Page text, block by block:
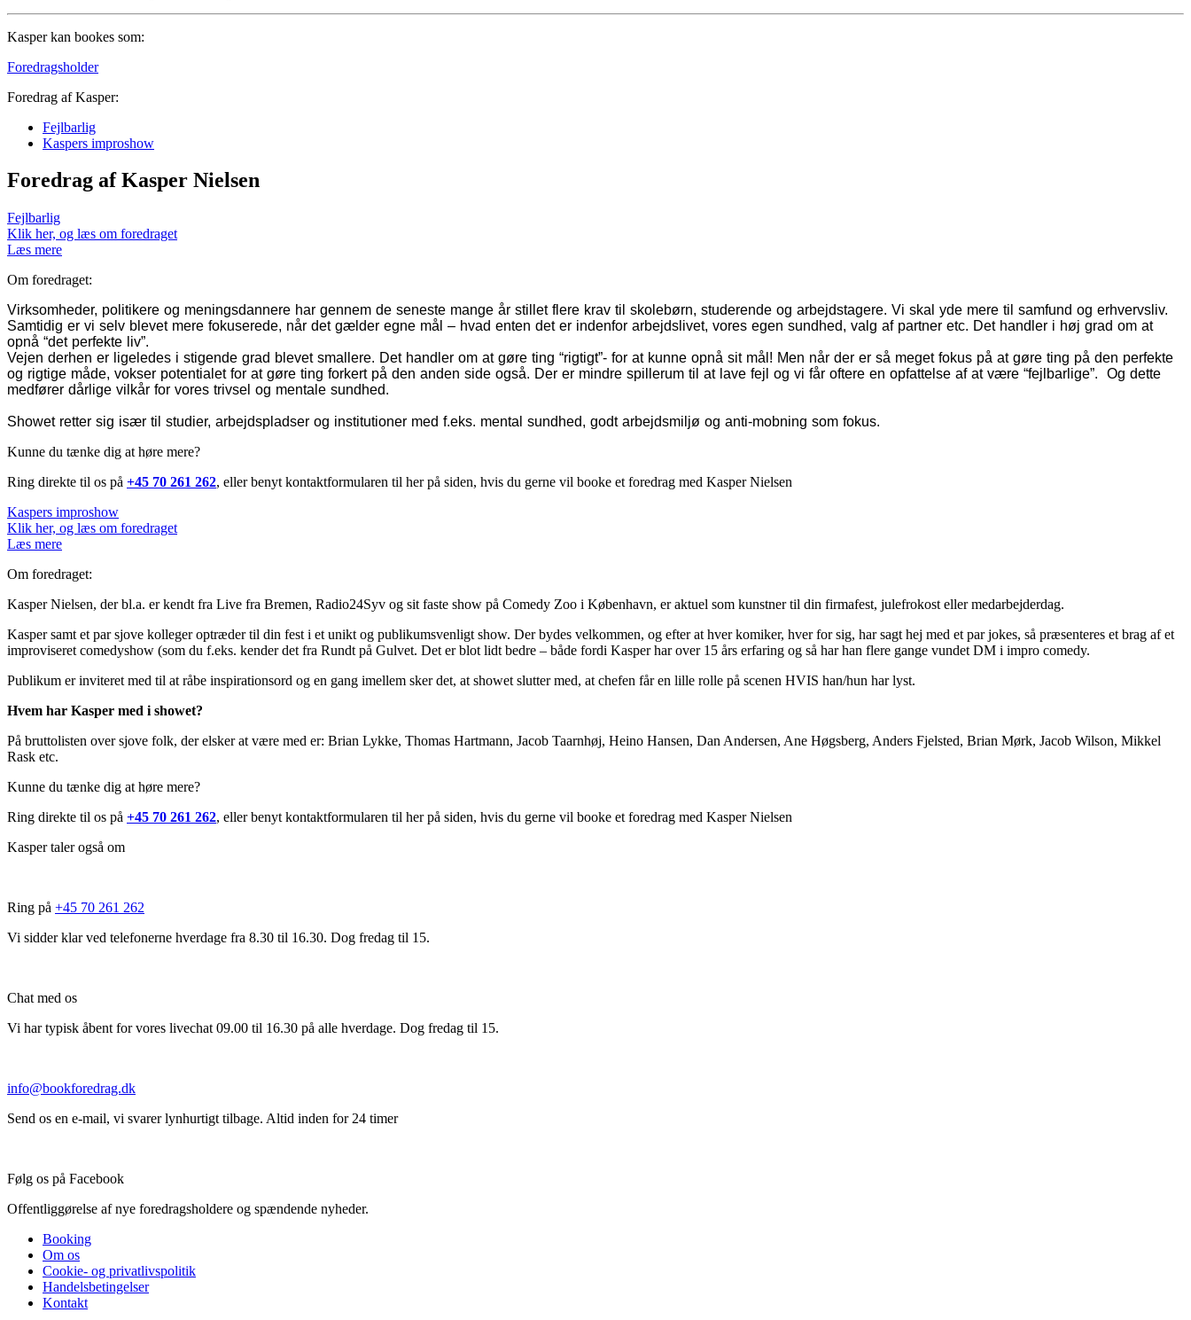
Kasper kan bookes som:
Foredragsholder
Foredrag af Kasper:
Fejlbarlig
Kaspers improshow
Foredrag af Kasper Nielsen
Fejlbarlig
Klik her, og læs om foredraget
Læs mere
Om foredraget:
Virksomheder, politikere og meningsdannere har gennem de seneste mange år stillet flere krav til skolebørn, studerende og arbejdstagere. Vi skal yde mere til samfund og erhvervsliv.
Samtidig er vi selv blevet mere fokuserede, når det gælder egne mål – hvad enten det er indenfor arbejdslivet, vores egen sundhed, valg af partner etc. Det handler i høj grad om at
opnå “det perfekte liv”.
Vejen derhen er ligeledes i stigende grad blevet smallere. Det handler om at gøre ting “rigtigt”- for at kunne opnå sit mål! Men når der er så meget fokus på at gøre ting på den perfekte
og rigtige måde, vokser potentialet for at gøre ting forkert på den anden side også. Der er mindre spillerum til at lave fejl og vi får oftere en opfattelse af at være “fejlbarlige”. Og dette
medfører dårlige vilkår for vores trivsel og mentale sundhed.
Showet retter sig især til studier, arbejdspladser og institutioner med f.eks. mental sundhed, godt arbejdsmiljø og anti-mobning som fokus.
Kunne du tænke dig at høre mere?
Ring direkte til os på +45 70 261 262, eller benyt kontaktformularen til her på siden, hvis du gerne vil booke et foredrag med Kasper Nielsen
Kaspers improshow
Klik her, og læs om foredraget
Læs mere
Om foredraget:
Kasper Nielsen, der bl.a. er kendt fra Live fra Bremen, Radio24Syv og sit faste show på Comedy Zoo i København, er aktuel som kunstner til din firmafest, julefrokost eller medarbejderdag.
Kasper samt et par sjove kolleger optræder til din fest i et unikt og publikumsvenligt show. Der bydes velkommen, og efter at hver komiker, hver for sig, har sagt hej med et par jokes, så præsenteres et brag af et
improviseret comedyshow (som du f.eks. kender det fra Rundt på Gulvet. Det er blot lidt bedre – både fordi Kasper har over 15 års erfaring og så har han flere gange vundet DM i impro comedy.
Publikum er inviteret med til at råbe inspirationsord og en gang imellem sker det, at showet slutter med, at chefen får en lille rolle på scenen HVIS han/hun har lyst.
Hvem har Kasper med i showet?
På bruttolisten over sjove folk, der elsker at være med er: Brian Lykke, Thomas Hartmann, Jacob Taarnhøj, Heino Hansen, Dan Andersen, Ane Høgsberg, Anders Fjelsted, Brian Mørk, Jacob Wilson, Mikkel
Rask etc.
Kunne du tænke dig at høre mere?
Ring direkte til os på +45 70 261 262, eller benyt kontaktformularen til her på siden, hvis du gerne vil booke et foredrag med Kasper Nielsen
Kasper taler også om
Ring på +45 70 261 262
Vi sidder klar ved telefonerne hverdage fra 8.30 til 16.30. Dog fredag til 15.
Chat med os
Vi har typisk åbent for vores livechat 09.00 til 16.30 på alle hverdage. Dog fredag til 15.
info@bookforedrag.dk
Send os en e-mail, vi svarer lynhurtigt tilbage. Altid inden for 24 timer
Følg os på Facebook
Offentliggørelse af nye foredragsholdere og spændende nyheder.
Booking
Om os
Cookie- og privatlivspolitik
Handelsbetingelser
Kontakt